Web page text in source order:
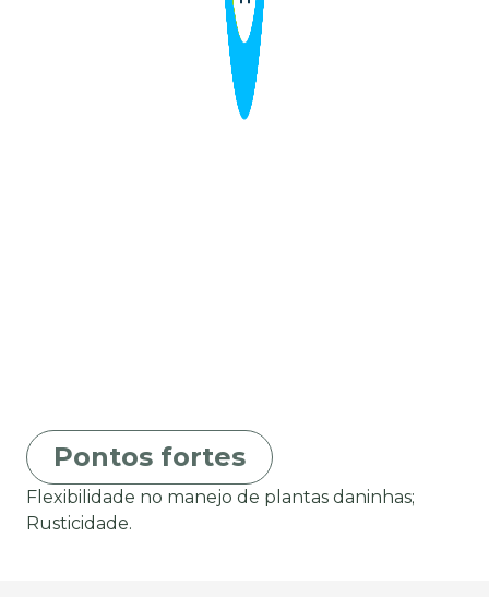
Pontos fortes
Flexibilidade no manejo de plantas daninhas;
Rusticidade.